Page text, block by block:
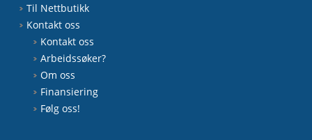
Til Nettbutikk
Kontakt oss
Kontakt oss
Arbeidssøker?
Om oss
Finansiering
Følg oss!